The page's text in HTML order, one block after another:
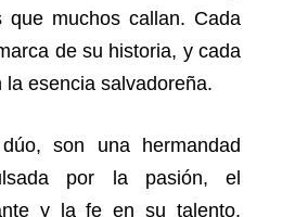
que muchos callan. Cada
de su historia, y cada
la esencia salvadoreña.
son una hermandad
por la pasión, el
y la fe en su talento.